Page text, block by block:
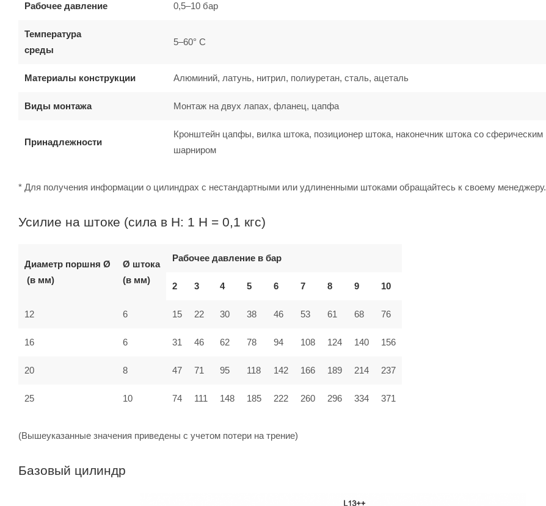
Рабочее давление 0,5–10 бар
Температура
среды
5–60° C
Материалы конструкции Алюминий, латунь, нитрил, полиуретан, сталь, ацеталь
Виды монтажа Монтаж на двух лапах, фланец, цапфа
Принадлежности
Кронштейн цапфы, вилка штока, позиционер штока, наконечник штока со сферическим
шарниром
* Для получения информации о цилиндрах с нестандартными или удлиненными штоками обращайтесь к своему менеджеру.
Усилие на штоке (сила в Н: 1 Н = 0,1 кгс)
Диаметр поршня Ø
(в мм)
Ø штока
(в мм)
Рабочее давление в бар
2 3 4 5 6 7 8 9 10
12 6 15 22 30 38 46 53 61 68 76
16 6 31 46 62 78 94 108 124 140 156
20 8 47 71 95 118 142 166 189 214 237
25 10 74 111 148 185 222 260 296 334 371
(Вышеуказанные значения приведены с учетом потери на трение)
Базовый цилиндр